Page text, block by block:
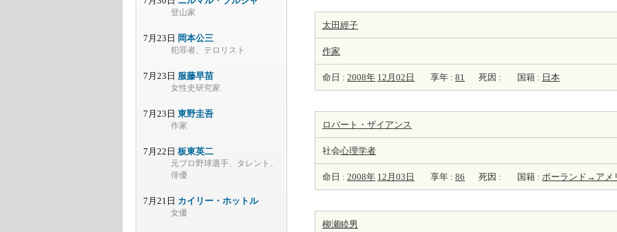
太田經子
作家
命日 : 2008年 12月02日 享年 : 81 死因 : 国籍 : 日本
ロバート・ザイアンス
社会心理学者
命日 : 2008年 12月03日 享年 : 86 死因 : 国籍 : ポーランド→アメ
柳瀬睦男
登山家
7月23日 岡本公三
犯罪者、テロリスト
7月23日 服藤早苗
女性史研究家
7月23日 東野圭吾
作家
7月22日 板東英二
元プロ野球選手、タレント、
俳優
7月21日 カイリー・ホットル
女優